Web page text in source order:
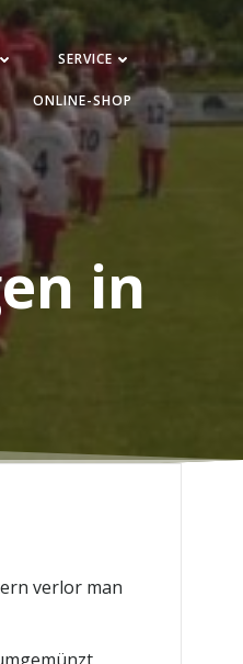
SERVICE
ONLINE-SHOP
in
verlor man